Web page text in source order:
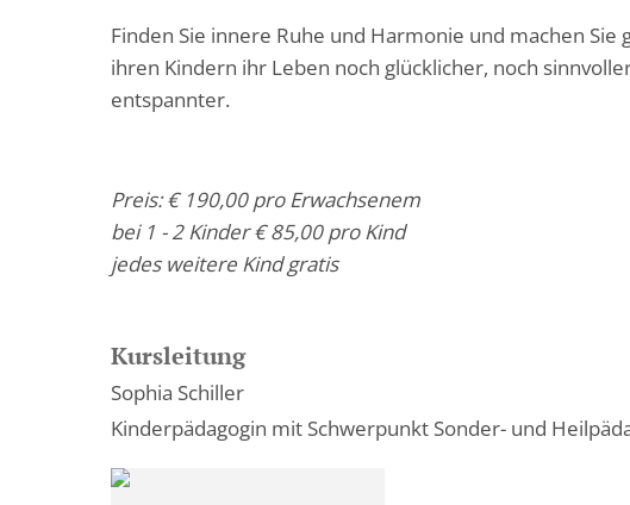
Finden Sie innere Ruhe und Harmonie und machen Sie
ihren Kindern ihr Leben noch glücklicher, noch
entspannter.
Preis: € 190,00 pro Erwachsenem
bei 1 - 2 Kinder € 85,00 pro Kind
jedes weitere Kind gratis
Kursleitung
Sophia Schiller
Kinderpädagogin mit Schwerpunkt Sonder- und